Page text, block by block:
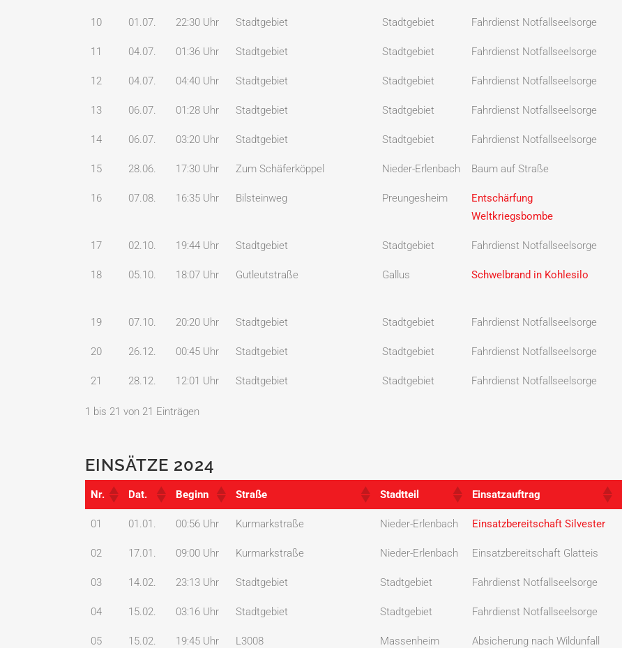
10 01.07. 22:30 Uhr Stadtgebiet Stadtgebiet Fahrdienst Notfallseelsorge
11 04.07. 01:36 Uhr Stadtgebiet Stadtgebiet Fahrdienst Notfallseelsorge
12 04.07. 04:40 Uhr Stadtgebiet Stadtgebiet Fahrdienst Notfallseelsorge
13 06.07. 01:28 Uhr Stadtgebiet Stadtgebiet Fahrdienst Notfallseelsorge
14 06.07. 03:20 Uhr Stadtgebiet Stadtgebiet Fahrdienst Notfallseelsorge
15 28.06. 17:30 Uhr Zum Schäferköppel Nieder-Erlenbach Baum auf Straße
16 07.08. 16:35 Uhr Bilsteinweg Preungesheim
Entschärfung
Weltkriegsbombe
17 02.10. 19:44 Uhr Stadtgebiet Stadtgebiet Fahrdienst Notfallseelsorge
18 05.10. 18:07 Uhr Gutleutstraße Gallus Schwelbrand in Kohlesilo
19 07.10. 20:20 Uhr Stadtgebiet Stadtgebiet Fahrdienst Notfallseelsorge
20 26.12. 00:45 Uhr Stadtgebiet Stadtgebiet Fahrdienst Notfallseelsorge
21 28.12. 12:01 Uhr Stadtgebiet Stadtgebiet Fahrdienst Notfallseelsorge
1 bis 21 von 21 Einträgen
EINSÄTZE 2024
Nr. Dat. Beginn Straße Stadtteil Einsatzauftrag
Nr.
Dat. Beginn Straße Stadtteil Einsatzauftrag
01 01.01. 00:56 Uhr Kurmarkstraße Nieder-Erlenbach Einsatzbereitschaft Silvester
02 17.01. 09:00 Uhr Kurmarkstraße Nieder-Erlenbach Einsatzbereitschaft Glatteis
03 14.02. 23:13 Uhr Stadtgebiet Stadtgebiet Fahrdienst Notfallseelsorge
04 15.02. 03:16 Uhr Stadtgebiet Stadtgebiet Fahrdienst Notfallseelsorge
05 15.02. 19:45 Uhr L3008 Massenheim Absicherung nach Wildunfall